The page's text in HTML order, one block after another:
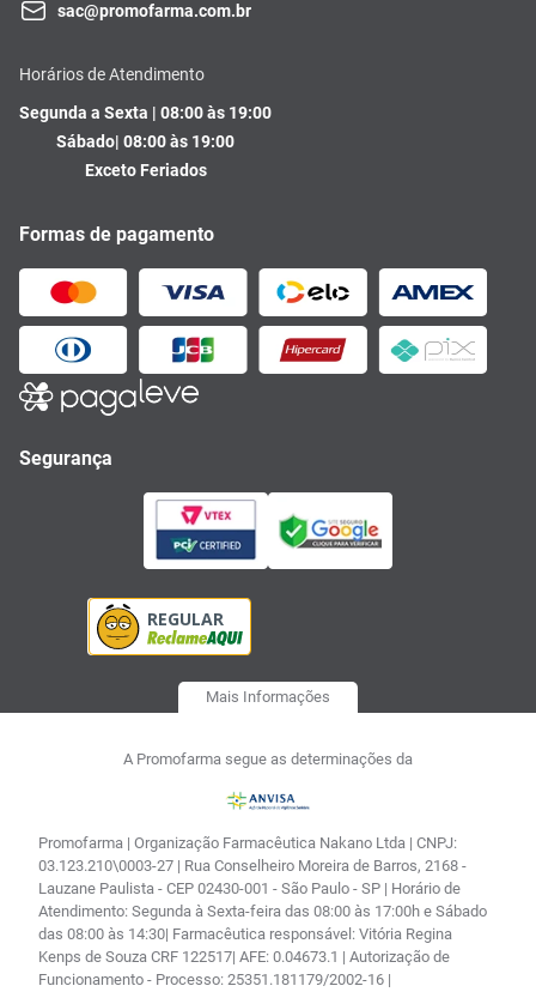
sac@promofarma.com.br
Horários de Atendimento
Segunda a Sexta | 08:00 às 19:00
Sábado| 08:00 às 19:00
Exceto Feriados
Formas de pagamento
Segurança
Mais Informações
A Promofarma segue as determinações da
Promofarma | Organização Farmacêutica Nakano Ltda | CNPJ:
03.123.210\0003-27 | Rua Conselheiro Moreira de Barros, 2168 -
Lauzane Paulista - CEP 02430-001 - São Paulo - SP | Horário de
Atendimento: Segunda à Sexta-feira das 08:00 às 17:00h e Sábado
das 08:00 às 14:30| Farmacêutica responsável: Vitória Regina
Kenps de Souza CRF 122517| AFE: 0.04673.1 | Autorização de
Funcionamento - Processo: 25351.181179/2002-16 |